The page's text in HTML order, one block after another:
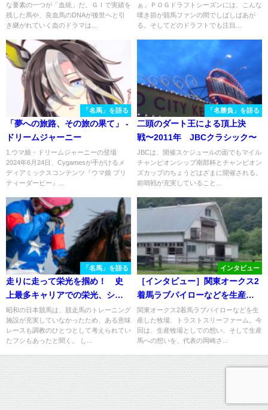
イクの要因」とは。
な要素の一つが「血統」だ。ＧＩで実績を
残した馬や、良血馬のDNAが後世へと引
き継がれていく血のドラマは...
ぁ」ＰＯＧドラフトシーズンには、こんな
嘆き節が競馬ファンの間でしばしばあが
る。そしてどのドラフトでも注目...
「名馬」を語る
「夢への旅路、その旅の果て」 -
ドリームジャーニー
1.ウマ娘・ドリームジャーニーの登場
2024年6月24日、Cygamesが手がけるメ
ディアミックスコンテンツ『ウマ娘 プリ
ティーダービー』...
「名勝負」を語る
二頭のダート王による頂上決
戦〜2011年 JBCクラシック〜
JBCは、開催スケジュールの面でもマイル
チャンピオンシップ南部杯とチャンピオン
ズカップのちょうどはざまに開催される。
前哨戦が充実していること...
「名馬」を語る
走りに走って栄光を掴め！ 史
上最多キャリアでの栄光、ショ
ウワモダン
昭和の日本競馬は、競走馬のトレーニング
施設が充実していなかったため、ある意味
レースも調教のひとつとして考えられてい
たフシもあったと聞く。 し...
インタビュー
［インタビュー］関東オークス2
着馬ラブパイローなどを生産。
トラストスリーファームの代表
が語る、生産牧場としての想
い。
関東オークス2着馬ラブパイローなどを生
産した牧場、トラストスリーファーム。今
回は、生産牧場としての想い、そして生産
馬への想いを、代表の岡崎さ...